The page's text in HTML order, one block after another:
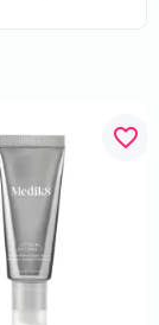
favorite_border